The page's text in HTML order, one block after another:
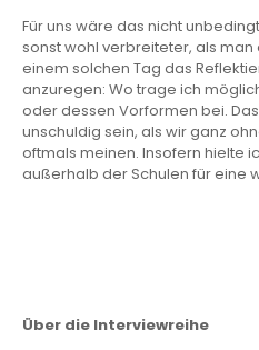
Für uns wäre das nicht
sonst wohl verbreiteter, als man
einem solchen Tag das
anzuregen: Wo trage ich
oder dessen Vorformen bei.
unschuldig sein, als wir ganz
oftmals meinen. Insofern hielte
außerhalb der Schulen für eine
Über die Interviewreihe